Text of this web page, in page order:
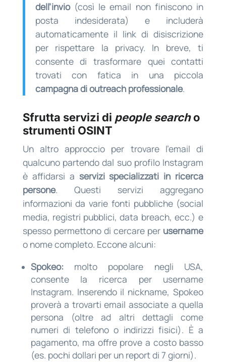
dell’invio(così le email non finiscono in
posta indesiderata) e includerà
automaticamente il link di disiscrizione
per rispettare la privacy. In breve, ti
consente di trasformare quei contatti
trovati con fatica in una piccola
campagna di outreach professionale.
Sfrutta servizi di people searcho
strumenti OSINT
Un altro approccio per trovare l’email di
qualcuno partendo dal suo profilo Instagram
è affidarsi a servizi specializzati in ricerca
persone. Questi servizi aggregano
informazioni da varie fonti pubbliche (social
media, registri pubblici, data breach, ecc.) e
spesso permettono di cercare per username
o nome completo. Eccone alcuni:
Spokeo:molto popolare negli USA,
consente la ricerca per username
Instagram. Inserendo il nickname, Spokeo
proverà a trovarti email associate a quella
persona (oltre ad altri dettagli come
numeri di telefono o indirizzi fisici). È a
pagamento, ma offre prove a costo basso
(es. pochi dollari per un report di 7 giorni).